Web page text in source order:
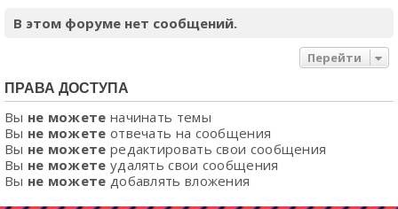
В этом форуме нет сообщений.
Перейти
ПРАВА ДОСТУПА
Вы не можете начинать темы
Вы не можете отвечать на сообщения
Вы не можете редактировать свои сообщения
Вы не можете удалять свои сообщения
Вы не можете добавлять вложения